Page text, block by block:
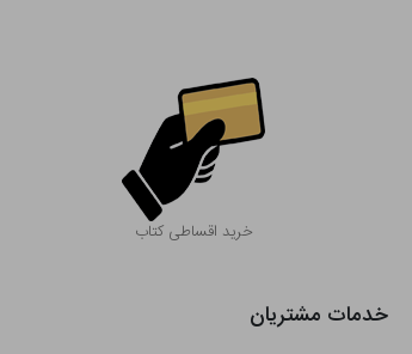
خرید اقساطی کتاب
خدمات مشتریان